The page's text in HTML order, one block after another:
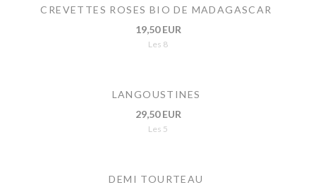
CREVETTES ROSES BIO DE MADAGASCAR
19,50 EUR
Les 8
LANGOUSTINES
29,50 EUR
Les 5
DEMI TOURTEAU